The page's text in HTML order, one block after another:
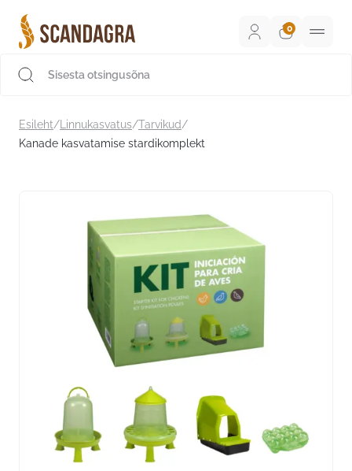
sisu
juurde
Esileht/ Linnukasvatus/Tarvikud/
Kanade kasvatamise stardikomplekt